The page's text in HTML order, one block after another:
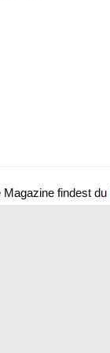
Magazine findest du